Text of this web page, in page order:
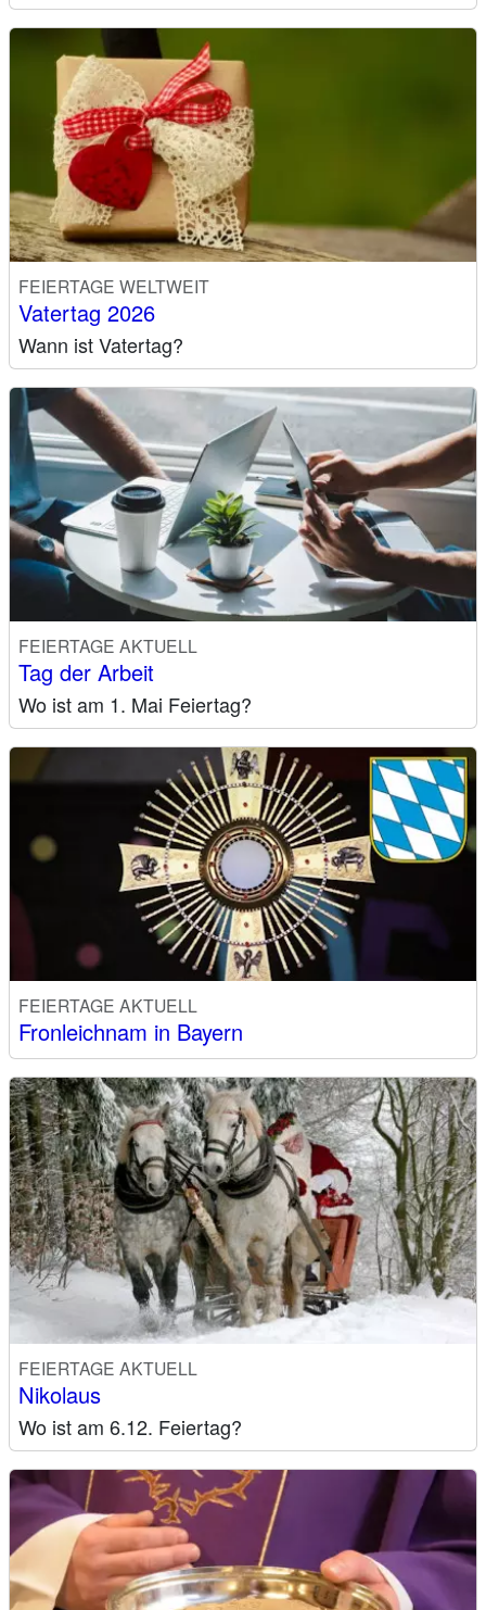
FEIERTAGE WELTWEIT
Vatertag 2026
Wann ist Vatertag?
FEIERTAGE AKTUELL
Tag der Arbeit
Wo ist am 1. Mai Feiertag?
FEIERTAGE AKTUELL
Fronleichnam in Bayern
FEIERTAGE AKTUELL
Nikolaus
Wo ist am 6.12. Feiertag?